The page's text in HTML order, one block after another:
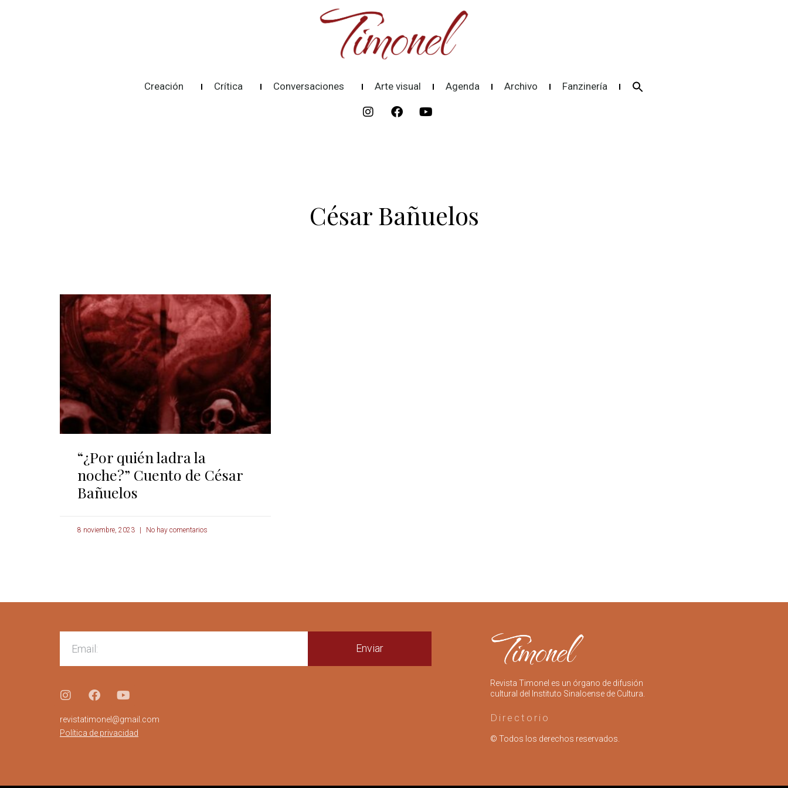
Creación Crítica Conversaciones Arte visual Agenda Archivo Fanzinería
César Bañuelos
“¿Por quién ladra la
noche?” Cuento de César
Bañuelos
8 noviembre, 2023 No hay comentarios
Enviar
revistatimonel@gmail.com
Política de privacidad
Revista Timonel es un órgano de difusión
cultural del Instituto Sinaloense de Cultura.
Directorio
© Todos los derechos reservados.